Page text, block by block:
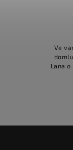
Ve
Lana